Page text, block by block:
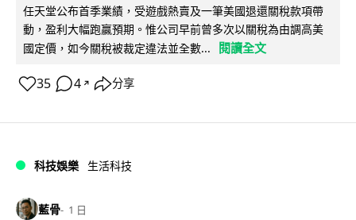
任天堂公布首季業績，受遊戲熱賣及一筆美國退還關稅款項帶
動，盈利大幅跑贏預期。惟公司早前曾多次以關稅為由調高美
國定價，如今關稅被裁定違法並全數...
閱讀全文
35 4 ↗ 分享
科技娛樂 生活科技
藍骨 1 日